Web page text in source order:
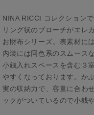
NINA RICCI コレクション
リング状のブローチがエレ
お財布シリーズ。表素材に
内装には同色系のスムース
小銭入れスペースを含む３
やすくなっております。か
実の収納力で、容量に合わ
ックがついているので小銭